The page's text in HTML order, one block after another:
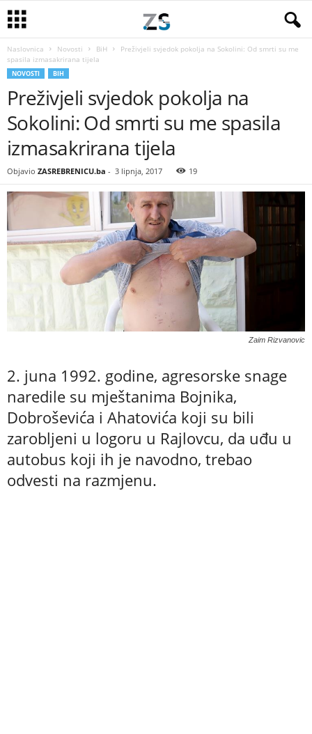
Naslovnica Novosti BiH
Preživjeli svjedok pokolja na Sokolini: Od smrti su me
spasila izmasakrirana tijela
NOVOSTI BIH
Preživjeli svjedok pokolja na
Sokolini: Od smrti su me spasila
izmasakrirana tijela
Objavio ZASREBRENICU.ba - 3 lipnja, 2017 19
Zaim Rizvanovic
2. juna 1992. godine, agresorske snage
naredile su mještanima Bojnika,
Dobroševića i Ahatovića koji su bili
zarobljeni u logoru u Rajlovcu, da uđu u
autobus koji ih je navodno, trebao
odvesti na razmjenu.